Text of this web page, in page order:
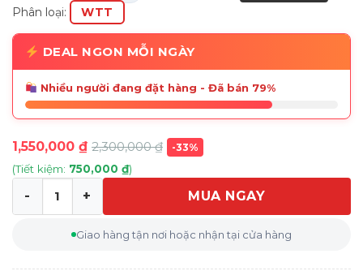
Phân loại: WTT
DEAL NGON MỖI NGÀY
Nhiều người đang đặt hàng - Đã bán 79%
1,550,000 ₫ 2,300,000₫ -33%
(Tiết kiệm: 750,000 ₫)
Ấm siêu tốc CASO Selection WK 2200 Kettle 1.7L
MUA NGAY
Giao hàng tận nơi hoặc nhận tại cửa hàng